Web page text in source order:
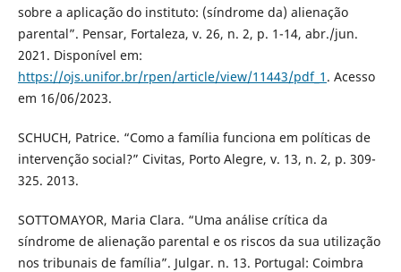
sobre a aplicação do instituto: (síndrome da) alienação
parental”. Pensar, Fortaleza, v. 26, n. 2, p. 1-14, abr./jun.
2021. Disponível em:
https://ojs.unifor.br/rpen/article/view/11443/pdf_1 . Acesso
em 16/06/2023.
SCHUCH, Patrice. “Como a família funciona em políticas de
intervenção social?” Civitas, Porto Alegre, v. 13, n. 2, p. 309-
325. 2013.
SOTTOMAYOR, Maria Clara. “Uma análise crítica da
síndrome de alienação parental e os riscos da sua utilização
nos tribunais de família”. Julgar. n. 13. Portugal: Coimbra